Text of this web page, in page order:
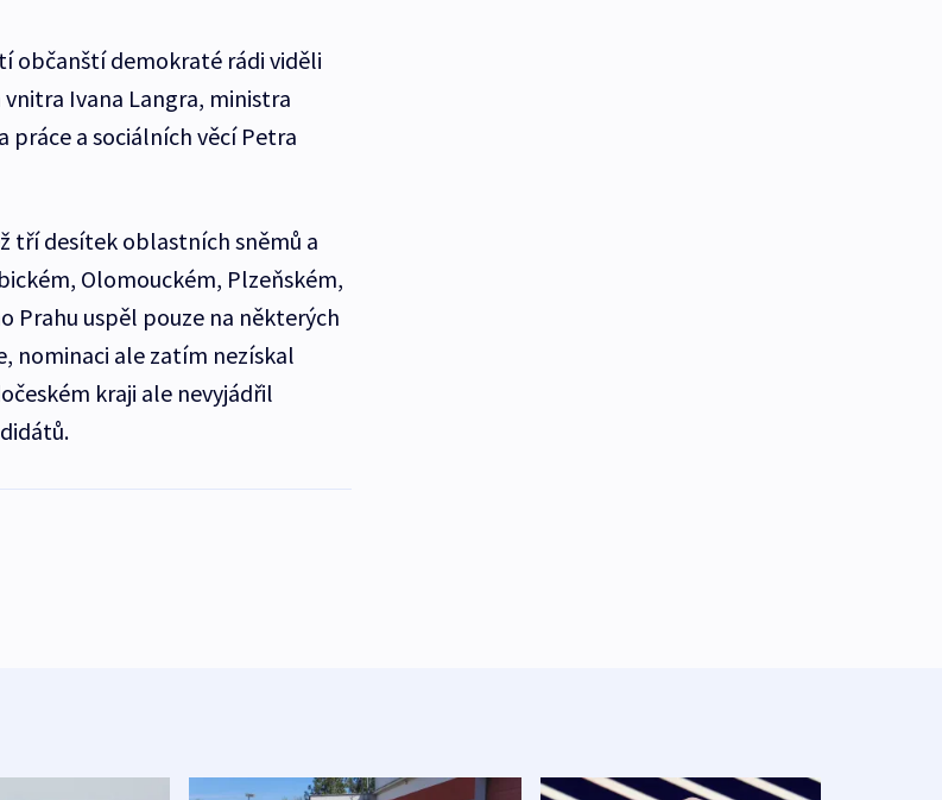
občanští demokraté rádi viděli
Ivana Langra, ministra
práce a sociálních věcí Petra
tří desítek oblastních sněmů a
Olomouckém, Plzeňském,
Prahu uspěl pouze na některých
nominaci ale zatím nezískal
kraji ale nevyjádřil